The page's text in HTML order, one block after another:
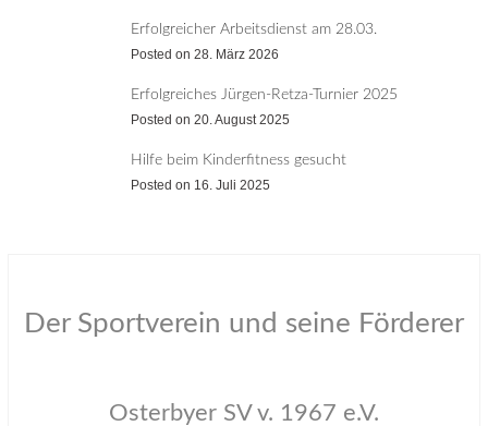
Erfolgreicher Arbeitsdienst am 28.03.
Posted on 28. März 2026
Erfolgreiches Jürgen-Retza-Turnier 2025
Posted on 20. August 2025
Hilfe beim Kinderfitness gesucht
Posted on 16. Juli 2025
Der Sportverein und seine Förderer
Osterbyer SV v. 1967 e.V.